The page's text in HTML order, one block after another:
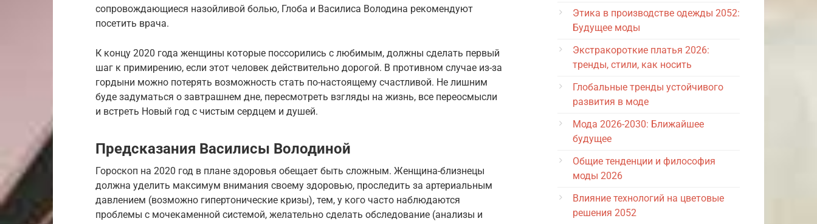
сопровождающиеся назойливой болью, Глоба и Василиса Володина рекомендуют
посетить врача.
К концу 2020 года женщины которые поссорились с любимым, должны сделать первый
шаг к примирению, если этот человек действительно дорогой. В противном случае из-за
гордыни можно потерять возможность стать по-настоящему счастливой. Не лишним
буде задуматься о завтрашнем дне, пересмотреть взгляды на жизнь, все переосмысли
и встреть Новый год с чистым сердцем и душей.
Предсказания Василисы Володиной
Гороскоп на 2020 год в плане здоровья обещает быть сложным. Женщина-близнецы
должна уделить максимум внимания своему здоровью, проследить за артериальным
давлением (возможно гипертонические кризы), тем, у кого часто наблюдаются
проблемы с мочекаменной системой, желательно сделать обследование (анализы и
Этика в производстве одежды 2052:
Будущее моды
Экстракороткие платья 2026:
тренды, стили, как носить
Глобальные тренды устойчивого
развития в моде
Мода 2026-2030: Ближайшее
будущее
Общие тенденции и философия
моды 2026
Влияние технологий на цветовые
решения 2052